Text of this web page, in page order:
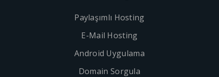
Paylaşımlı Hosting
E-Mail Hosting
Android Uygulama
Domain Sorgula